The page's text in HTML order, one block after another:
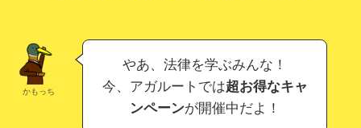
かもっち
やあ、法律を学ぶみんな！
今、アガルートでは超お得なキャ
ンペーンが開催中だよ！